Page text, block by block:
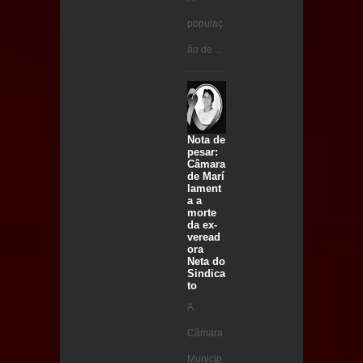
populaç
ão de ...
Nota de
pesar:
Câmara
de Marí
lament
a a
morte
da ex-
veread
ora
Neta do
Sindica
to
A
Câmara
Municip